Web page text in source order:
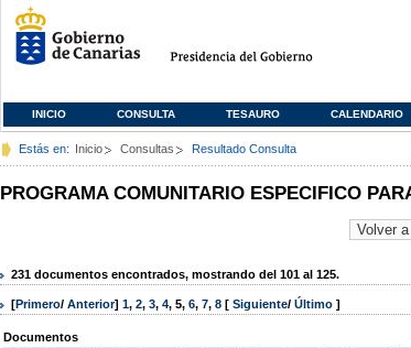
INICIO CONSULTA TESAURO CALENDARIO
Estás en: Inicio Consultas Resultado Consulta
PROGRAMA COMUNITARIO ESPECIFICO
231 documentos encontrados, mostrando del 101 al 125.
[Primero/ Anterior] 1, 2, 3, 4, 5, 6, 7, 8 [ Siguiente/ Último ]
Documentos